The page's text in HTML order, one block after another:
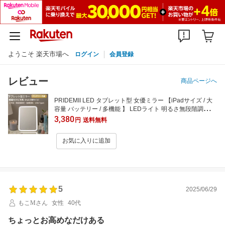
ようこそ 楽天市場へ ログイン 会員登録
レビュー 商品ページへ
PRIDEMII LED タブレット型 女優ミラー 【iPadサイズ / 大
容量 バッテリー / 多機能 】 LEDライト 明るさ無段階調光 3
色モード USBタイプC充電対応 化粧鏡 卓上ミラー 折立ミラ
ー
3,380円 送料無料
お気に入りに追加
5
2025/06/29
もこMさん
女性 40代
ちょっとお高めなだけある